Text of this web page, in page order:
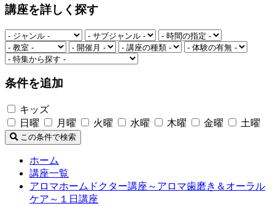
講座を詳しく探す
条件を追加
キッズ
日曜
月曜 火曜 水曜 木曜 金曜 土曜
この条件で検索
ホーム
講座一覧
アロマホームドクター講座～アロマ歯磨き＆オーラル
ケア～１日講座